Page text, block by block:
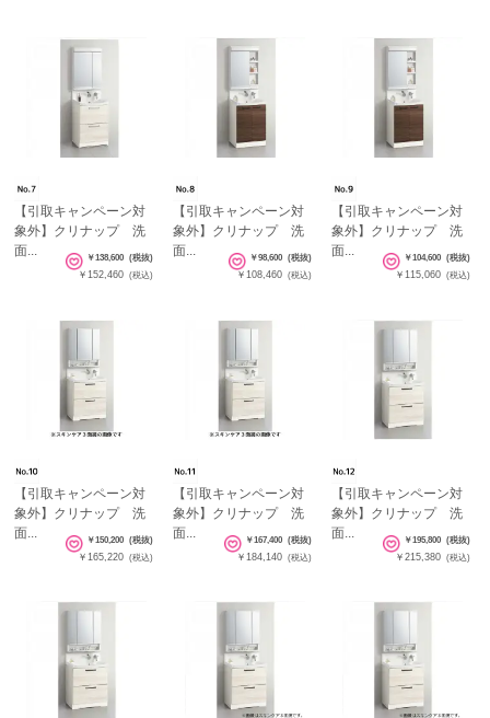
【引取キャンペーン対
象外】クリナップ 洗
面...
￥138,600 (税抜)
￥152,460 (税込)
【引取キャンペーン対
象外】クリナップ 洗
面...
￥98,600 (税抜)
￥108,460 (税込)
【引取キャンペーン対
象外】クリナップ 洗
面...
￥104,600 (税抜)
￥115,060 (税込)
【引取キャンペーン対
象外】クリナップ 洗
面...
￥150,200 (税抜)
￥165,220 (税込)
【引取キャンペーン対
象外】クリナップ 洗
面...
￥167,400 (税抜)
￥184,140 (税込)
【引取キャンペーン対
象外】クリナップ 洗
面...
￥195,800 (税抜)
￥215,380 (税込)